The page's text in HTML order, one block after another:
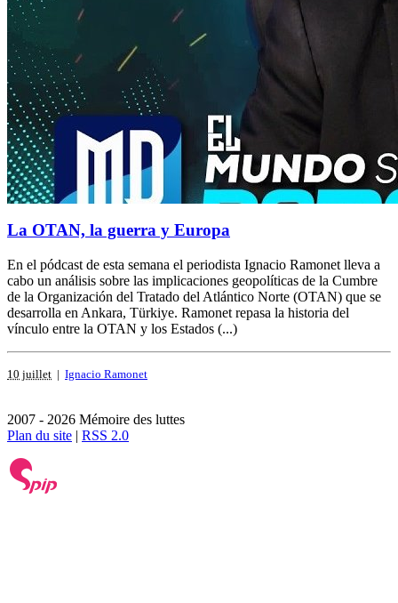
La OTAN, la guerra y Europa
En el pódcast de esta semana el periodista Ignacio Ramonet lleva a
cabo un análisis sobre las implicaciones geopolíticas de la Cumbre
de la Organización del Tratado del Atlántico Norte (OTAN) que se
desarrolla en Ankara, Türkiye. Ramonet repasa la historia del
vínculo entre la OTAN y los Estados (...)
10 juillet | Ignacio Ramonet
2007 - 2026 Mémoire des luttes
Plan du site | RSS 2.0